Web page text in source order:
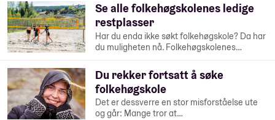
Se alle folkehøgskolenes ledige
restplasser
Har du enda ikke søkt folkehøgskole? Da har
du muligheten nå. Folkehøgskolenes…
Du rekker fortsatt å søke
folkehøgskole
Det er dessverre en stor misforståelse ute
og går: Mange tror at…